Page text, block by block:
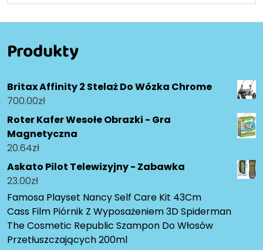
Produkty
Britax Affinity 2 Stelaż Do Wózka Chrome
700.00zł
Roter Kafer Wesołe Obrazki - Gra
Magnetyczna
20.64zł
Askato Pilot Telewizyjny - Zabawka
23.00zł
Famosa Playset Nancy Self Care Kit 43Cm
Cass Film Piórnik Z Wyposażeniem 3D Spiderman
The Cosmetic Republic Szampon Do Włosów
Przetłuszczających 200ml